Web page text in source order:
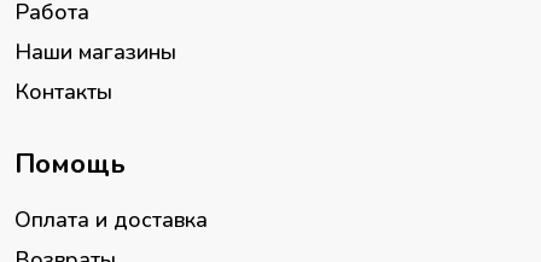
Работа
Наши магазины
Контакты
Помощь
Оплата и доставка